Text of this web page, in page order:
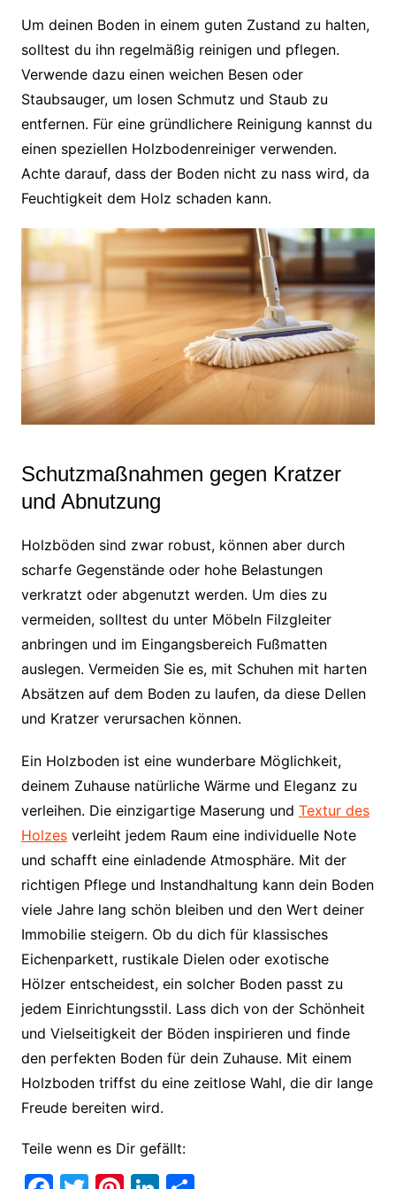
Um deinen Boden in einem guten Zustand zu halten,
solltest du ihn regelmäßig reinigen und pflegen.
Verwende dazu einen weichen Besen oder
Staubsauger, um losen Schmutz und Staub zu
entfernen. Für eine gründlichere Reinigung kannst du
einen speziellen Holzbodenreiniger verwenden.
Achte darauf, dass der Boden nicht zu nass wird, da
Feuchtigkeit dem Holz schaden kann.
Schutzmaßnahmen gegen Kratzer
und Abnutzung
Holzböden sind zwar robust, können aber durch
scharfe Gegenstände oder hohe Belastungen
verkratzt oder abgenutzt werden. Um dies zu
vermeiden, solltest du unter Möbeln Filzgleiter
anbringen und im Eingangsbereich Fußmatten
auslegen. Vermeiden Sie es, mit Schuhen mit harten
Absätzen auf dem Boden zu laufen, da diese Dellen
und Kratzer verursachen können.
Ein Holzboden ist eine wunderbare Möglichkeit,
deinem Zuhause natürliche Wärme und Eleganz zu
verleihen. Die einzigartige Maserung und Textur des
Holzesverleiht jedem Raum eine individuelle Note
und schafft eine einladende Atmosphäre. Mit der
richtigen Pflege und Instandhaltung kann dein Boden
viele Jahre lang schön bleiben und den Wert deiner
Immobilie steigern. Ob du dich für klassisches
Eichenparkett, rustikale Dielen oder exotische
Hölzer entscheidest, ein solcher Boden passt zu
jedem Einrichtungsstil. Lass dich von der Schönheit
und Vielseitigkeit der Böden inspirieren und finde
den perfekten Boden für dein Zuhause. Mit einem
Holzboden triffst du eine zeitlose Wahl, die dir lange
Freude bereiten wird.
Teile wenn es Dir gefällt: